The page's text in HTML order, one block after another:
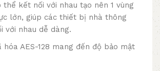
thể kết nối với nhau tạo nên 1 vùng
lớn, giúp các thiết bị nhà thông
với nhau dễ dàng.
hóa AES-128 mang đến độ bảo mật